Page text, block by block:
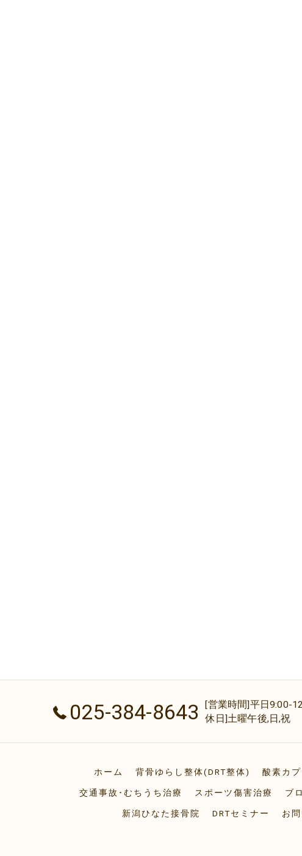
025-384-8643
[営業時間]平日9:00-
休日]土曜午後,日,祝
ホーム 背骨ゆらし整体(DRT整体) 酸素カ
交通事故･むちうち治療 スポーツ傷害治療 ブ
新潟ひなた接骨院 DRTセミナー お